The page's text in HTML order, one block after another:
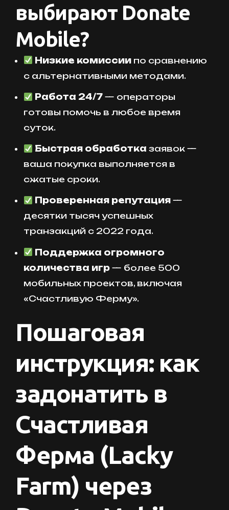
выбирают Donate
Mobile?
Низкие комиссии по сравнению
с альтернативными методами.
Работа 24/7 — операторы
готовы помочь в любое время
суток.
Быстрая обработка заявок —
ваша покупка выполняется в
сжатые сроки.
Проверенная репутация —
десятки тысяч успешных
транзакций с 2022 года.
Поддержка огромного
количества игр — более 500
мобильных проектов, включая
«Счастливую Ферму».
Пошаговая
инструкция: как
задонатить в
Счастливая
Ферма (Lacky
Farm) через